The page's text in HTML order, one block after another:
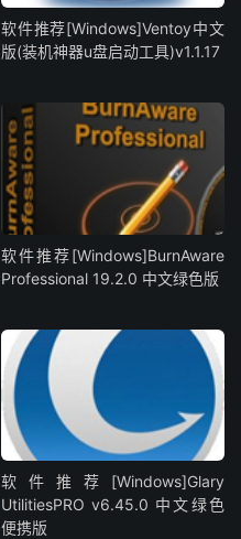
软件推荐[Windows]Ventoy中文
版(装机神器u盘启动工具)v1.1.17
软件推荐[Windows]BurnAware
Professional 19.2.0 中文绿色版
软件推荐[Windows]Glary
UtilitiesPRO v6.45.0 中文绿色
便携版